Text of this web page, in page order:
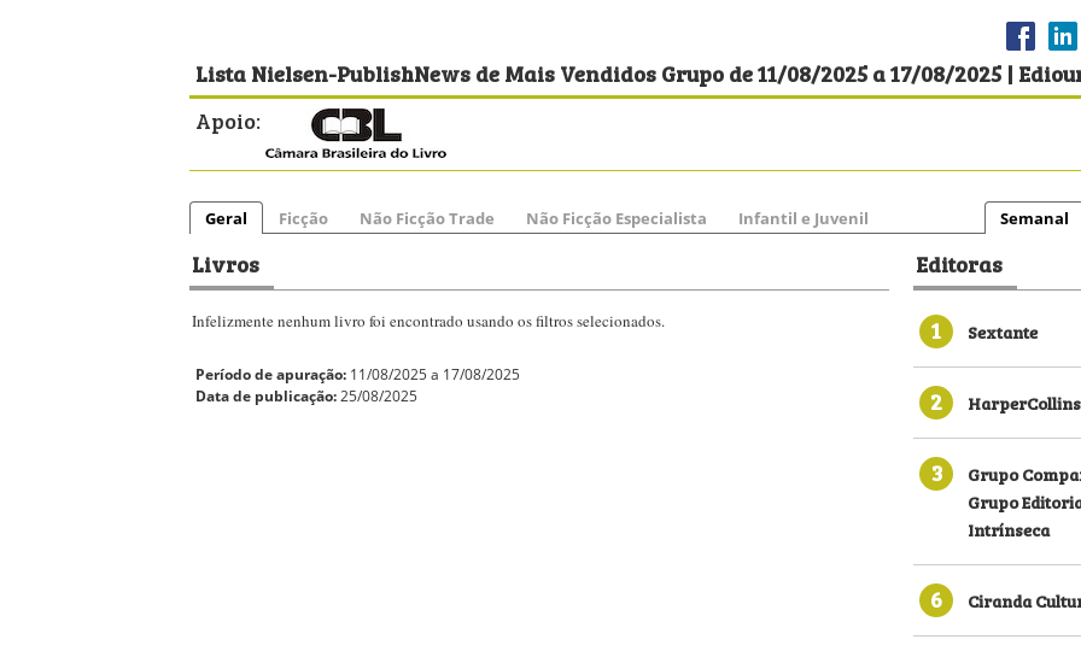
Lista Nielsen-PublishNews de Mais Vendidos Grupo de 11/08/2025 a 17/08/2025 |
Apoio:
Geral Ficção Não Ficção Trade Não Ficção Especialista Infantil e Juvenil Semanal
Livros
Infelizmente nenhum livro foi encontrado usando os filtros selecionados.
Período de apuração: 11/08/2025 a 17/08/2025
Data de publicação:25/08/2025
Editoras
1
Sextante
2
3
Grupo
Grupo
Intrínseca
6 Ciranda